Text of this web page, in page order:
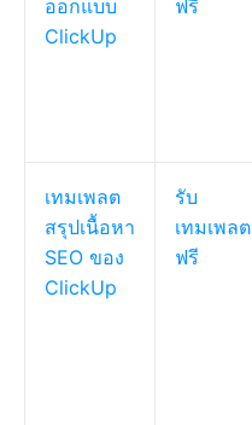
ออกแบบ
ClickUp
ฟรี
เทมเพลต
สรุปเนื้อหา
SEO ของ
ClickUp
รับ
เทมเพลต
ฟรี